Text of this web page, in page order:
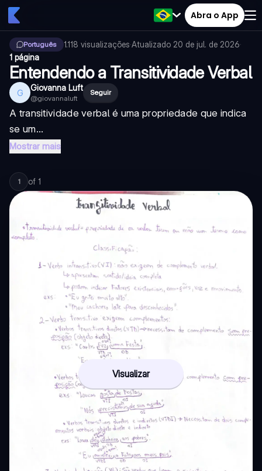
Abra o App
Português 1.118 visualizações·Atualizado 20 de jul. de 2026·
1 página
Entendendo a Transitividade Verbal
G Giovanna Luft
@giovannaluft
Seguir
A transitividade verbal é uma propriedade que indica
se um...
Mostrar mais
1 of 1
Visualizar